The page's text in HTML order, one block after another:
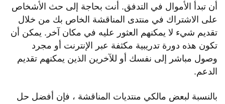
أن تبدأ الأموال في التدفق. أنت بحاجة إلى حث الأشخاص
على الاشتراك في منتدى المناقشة الخاص بك من خلال
تقديم شيء لا يمكنهم العثور عليه في مكان آخر. يمكن أن
تكون هذه دورة تدريبية مكثفة عبر الإنترنت أو مجرد
وصول مباشر إلى نفسك أو للآخرين الذين يمكنهم تقديم
الدعم.
بالنسبة لبعض مالكي منتديات المناقشة ، فإن أفضل حل